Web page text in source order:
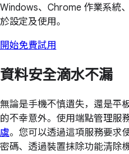
Windows、Chrome 作業系統
於設定及使用。
開始免費試用
資料安全滴水不漏
無論是手機不慎遺失，還是平
的不幸意外。使用端點管理服
虞。您可以透過這項服務要求
密碼、透過裝置抹除功能清除